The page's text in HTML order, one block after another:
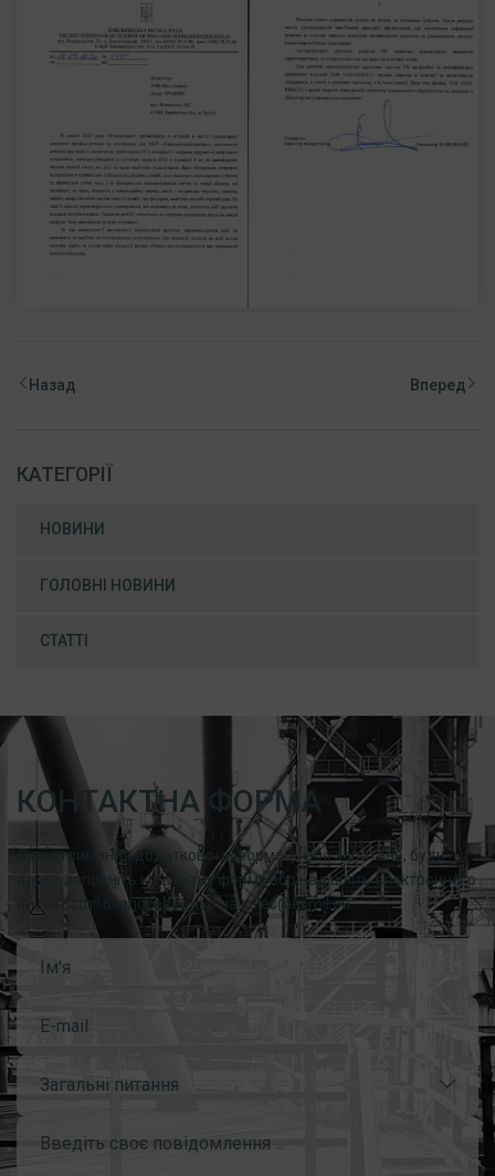
Назад Вперед
КАТЕГОРІЇ
НОВИНИ
ГОЛОВНІ НОВИНИ
СТАТТІ
КОНТАКТНА ФОРМА
Для отримання додаткової інформації або запитань, будь
ласка, заповніть контактну форму або надішліть електронного
листа Esmil безпосередньо на sales@esmil.eu
Загальні питання